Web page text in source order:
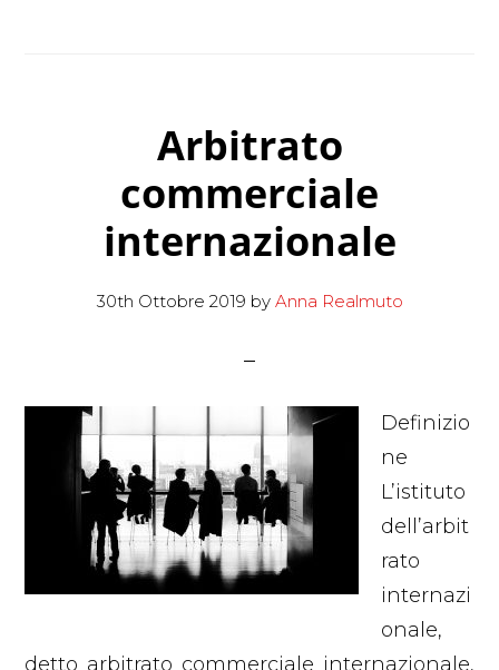
Arbitrato
commerciale
internazionale
30th Ottobre 2019 by Anna Realmuto
Definizio
ne
L’istituto
dell’arbit
rato
internazi
onale,
detto arbitrato commerciale internazionale,